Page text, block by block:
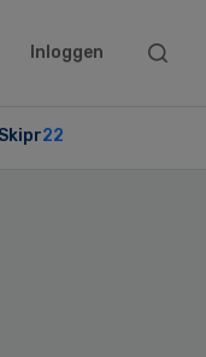
Inloggen
Search
Skipr22